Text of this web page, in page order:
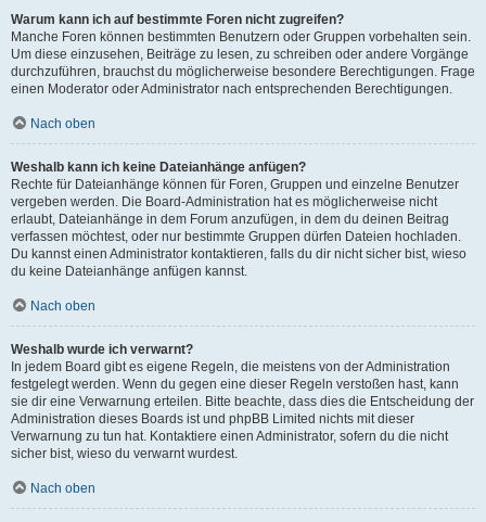
Warum kann ich auf bestimmte Foren nicht zugreifen?
Manche Foren können bestimmten Benutzern oder Gruppen vorbehalten sein.
Um diese einzusehen, Beiträge zu lesen, zu schreiben oder andere Vorgänge
durchzuführen, brauchst du möglicherweise besondere Berechtigungen. Frage
einen Moderator oder Administrator nach entsprechenden Berechtigungen.
Nach oben
Weshalb kann ich keine Dateianhänge anfügen?
Rechte für Dateianhänge können für Foren, Gruppen und einzelne Benutzer
vergeben werden. Die Board-Administration hat es möglicherweise nicht
erlaubt, Dateianhänge in dem Forum anzufügen, in dem du deinen Beitrag
verfassen möchtest, oder nur bestimmte Gruppen dürfen Dateien hochladen.
Du kannst einen Administrator kontaktieren, falls du dir nicht sicher bist, wieso
du keine Dateianhänge anfügen kannst.
Nach oben
Weshalb wurde ich verwarnt?
In jedem Board gibt es eigene Regeln, die meistens von der Administration
festgelegt werden. Wenn du gegen eine dieser Regeln verstoßen hast, kann
sie dir eine Verwarnung erteilen. Bitte beachte, dass dies die Entscheidung der
Administration dieses Boards ist und phpBB Limited nichts mit dieser
Verwarnung zu tun hat. Kontaktiere einen Administrator, sofern du die nicht
sicher bist, wieso du verwarnt wurdest.
Nach oben